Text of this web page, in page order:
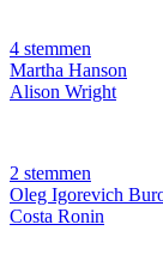
4 stemmen
Martha Hanson
Alison Wright
2 stemmen
Oleg Igorevich
Costa Ronin